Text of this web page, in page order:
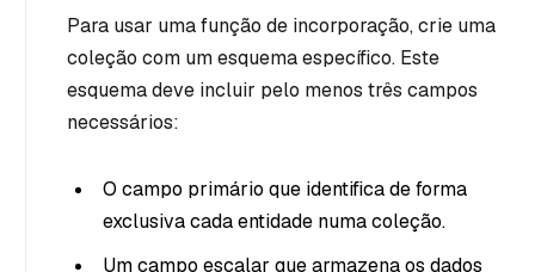
Para usar uma função de incorporação, crie uma
coleção com um esquema específico. Este
esquema deve incluir pelo menos três campos
necessários:
O campo primário que identifica de forma
exclusiva cada entidade numa coleção.
Um campo escalar que armazena os dados